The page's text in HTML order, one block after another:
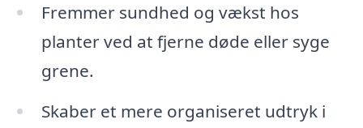
Fremmer sundhed og vækst hos
planter ved at fjerne døde eller syge
grene.
Skaber et mere organiseret udtryk i